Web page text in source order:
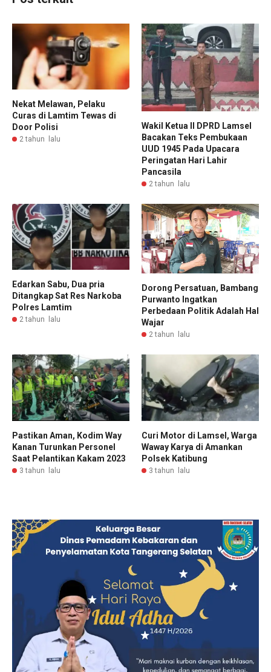
Nekat Melawan, Pelaku
Curas di Lamtim Tewas di
Door Polisi
2 tahun lalu
Wakil Ketua II DPRD Lamsel
Bacakan Teks Pembukaan
UUD 1945 Pada Upacara
Peringatan Hari Lahir
Pancasila
2 tahun lalu
Edarkan Sabu, Dua pria
Ditangkap Sat Res Narkoba
Polres Lamtim
2 tahun lalu
Dorong Persatuan, Bambang
Purwanto Ingatkan
Perbedaan Politik Adalah Hal
Wajar
2 tahun lalu
Pastikan Aman, Kodim Way
Kanan Turunkan Personel
Saat Pelantikan Kakam 2023
3 tahun lalu
Curi Motor di Lamsel, Warga
Waway Karya di Amankan
Polsek Katibung
3 tahun lalu